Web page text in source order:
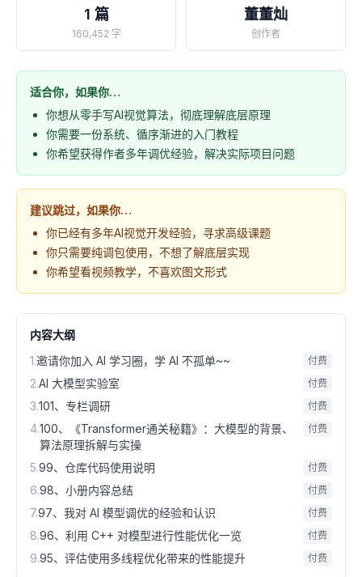
1 篇
160,452 字
董董灿
创作者
适合你，如果你…
你想从零手写AI视觉算法，彻底理解底层原理
你需要一份系统、循序渐进的入门教程
你希望获得作者多年调优经验，解决实际项目问题
建议跳过，如果你…
你已经有多年AI视觉开发经验，寻求高级课题
你只需要纯调包使用，不想了解底层实现
你希望看视频教学，不喜欢图文形式
内容大纲
1.邀请你加入 AI 学习圈，学 AI 不孤单~~ 付费
2.AI 大模型实验室 付费
3.101、专栏调研 付费
4.100、《Transformer通关秘籍》：大模型的背景、
算法原理拆解与实操
付费
5.99、仓库代码使用说明 付费
6.98、小册内容总结 付费
7.97、我对 AI 模型调优的经验和认识 付费
8.96、利用 C++ 对模型进行性能优化一览 付费
9.95、评估使用多线程优化带来的性能提升 付费